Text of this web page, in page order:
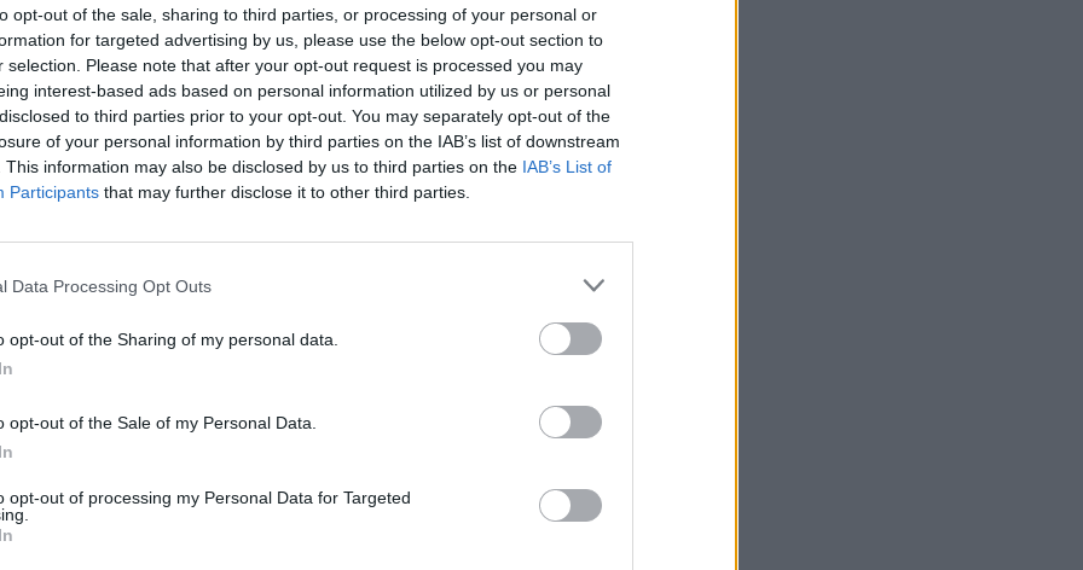
opt-out of the sale, sharing to third parties, or processing of your personal or
for targeted advertising by us, please use the below opt-out section to
selection. Please note that after your opt-out request is processed you may
interest-based ads based on personal information utilized by us or personal
to third parties prior to your opt-out. You may separately opt-out of the
of your personal information by third parties on the IAB’s list of downstream
This information may also be disclosed by us to third parties on the IAB’s List of
Participants that may further disclose it to other third parties.
Data Processing Opt Outs
opt-out of the Sharing of my personal data.
opt-out of the Sale of my Personal Data.
opt-out of processing my Personal Data for Targeted
aki korábban 15 éven át volt a fő
év első hat hónapjának elemzése
kárt okozott, ami rekordmagas
dolláros katasztrófa volt, de az 1980-
az utóbbi két évben pedig 28,
költségek hatszorosára nőttek, és
a 2020-as években ez az összeg
költségű erdőtüzével kezdődött a
mint 60 milliárd dolláros kárt okoztak,
weather-disaster-revived